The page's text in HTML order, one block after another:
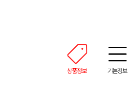
상품정보 기본정보